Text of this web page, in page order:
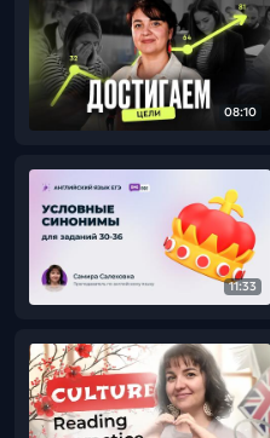
08:10
11:33